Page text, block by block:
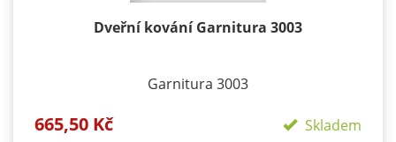
Dveřní kování Garnitura 3003
Garnitura 3003
50/50mm, Délka rozety 134 mm
665,50 Kč Skladem